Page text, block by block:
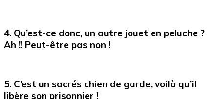
4. Qu’est-ce donc, un autre jouet en peluche ?
Ah !! Peut-être pas non !
5. C’est un sacrés chien de garde, voilà qu’il
libère son prisonnier !